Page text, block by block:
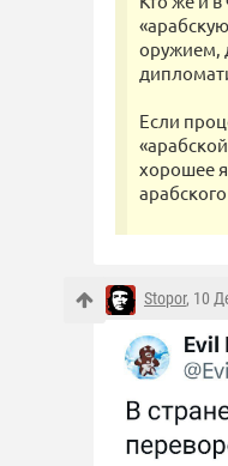
оружием,
Если
хорошее
Stopor, 10